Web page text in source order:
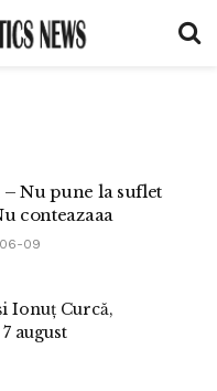
Nu pune la suflet
conteazaaa
09
Ionuț Curcă,
august